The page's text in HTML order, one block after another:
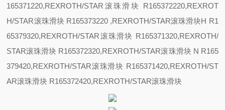
165371220,REXROTH/STAR滚珠滑块 R165372220,REXROT
H/STAR滚珠滑块 R165373220 ,REXROTH/STAR滚珠滑块H R1
65379320,REXROTH/STAR滚珠滑块 R165371320,REXROTH/
STAR滚珠滑块 R165372320,REXROTH/STAR滚珠滑块 N R165
379420,REXROTH/STAR滚珠滑块 R165371420,REXROTH/ST
AR滚珠滑块 R165372420,REXROTH/STAR滚珠滑块